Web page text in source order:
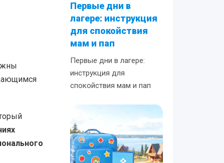
Первые дни в
лагере: инструкция
для спокойствия
мам и пап
Первые дни в лагере:
инструкция для
спокойствия мам и пап